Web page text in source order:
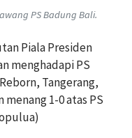
PS Badung Bali.
Piala Presiden
menghadapi PS
Tangerang,
menang 1-0 atas PS